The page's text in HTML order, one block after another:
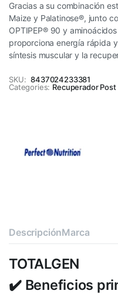
Gracias a su combinación
Maize y Palatinose®, junto
OPTIPEP® 90 y
proporciona energía rápida
síntesis muscular y la
SKU: 8437024233381
Categories: Recuperador
DescripciónMarca
TOTALGEN
✔️ Beneficios